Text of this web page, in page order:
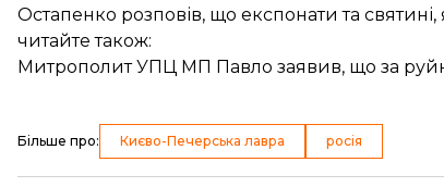
Остапенко розповів, що експонати та
читайте також:
Митрополит УПЦ МП Павло заявив, що за
Більше про: Києво-Печерська лавра росія